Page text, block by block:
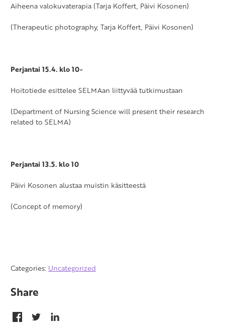
Aiheena valokuvaterapia (Tarja Koffert, Päivi Kosonen)
(Therapeutic photography, Tarja Koffert, Päivi Kosonen)
Perjantai 15.4. klo 10-
Hoitotiede esittelee SELMAan liittyvää tutkimustaan
(Department of Nursing Science will present their research
related to SELMA)
Perjantai 13.5. klo 10
Päivi Kosonen alustaa muistin käsitteestä
(Concept of memory)
Categories: Uncategorized
Share